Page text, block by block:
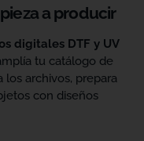
a producir
digitales DTF y UV
tu catálogo de
los archivos, prepara
con diseños